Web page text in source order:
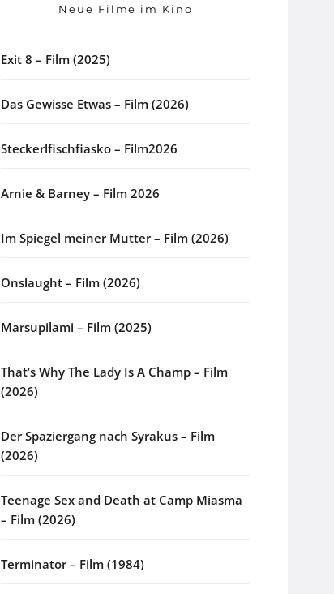
Neue Filme im Kino
Exit 8 – Film (2025)
Das Gewisse Etwas – Film (2026)
Steckerlfischfiasko – Film2026
Arnie & Barney – Film 2026
Im Spiegel meiner Mutter – Film (2026)
Onslaught – Film (2026)
Marsupilami – Film (2025)
That’s Why The Lady Is A Champ – Film
(2026)
Der Spaziergang nach Syrakus – Film
(2026)
Teenage Sex and Death at Camp Miasma
– Film (2026)
Terminator – Film (1984)